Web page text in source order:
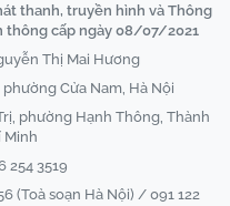
thanh, truyền hình và Thông
thông cấp ngày 08/07/2021
Thị Mai Hương
Cửa Nam, Hà Nội
phường Hạnh Thông, Thành
Minh
254 3519
(Toà soạn Hà Nội) / 091 122